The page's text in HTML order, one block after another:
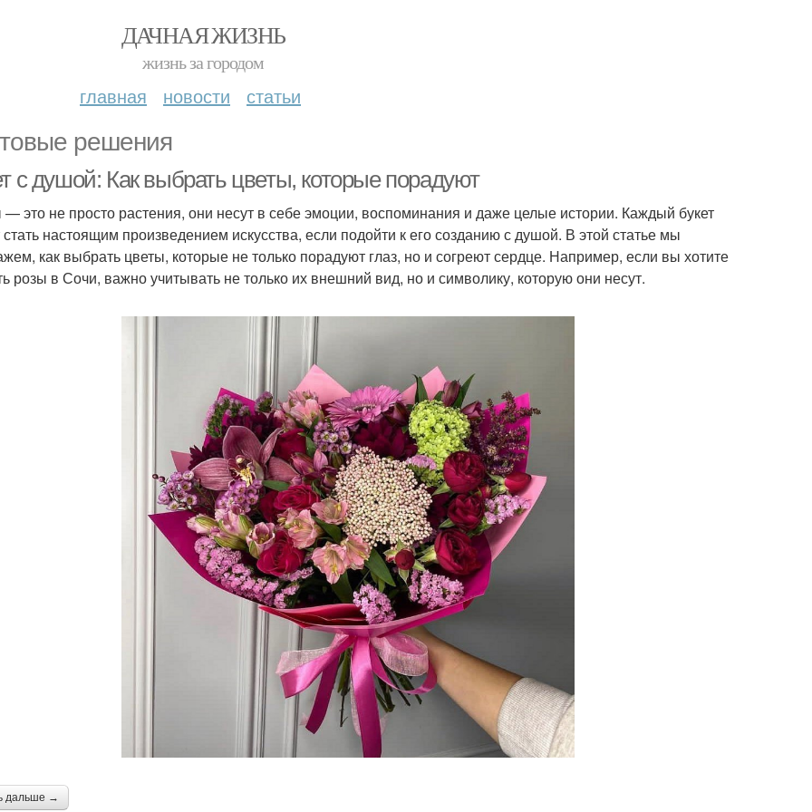
ДАЧНАЯ ЖИЗНЬ
жизнь за городом
главная новости статьи
решения
с душой: Как выбрать цветы, которые порадуют
это не просто растения, они несут в себе эмоции, воспоминания и даже целые истории. Каждый букет
настоящим произведением искусства, если подойти к его созданию с душой. В этой статье мы
как выбрать цветы, которые не только порадуют глаз, но и согреют сердце. Например, если вы хотите
розы в Сочи, важно учитывать не только их внешний вид, но и символику, которую они несут.
дальше →